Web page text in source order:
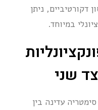
דקורטיביים, ניתן
במיוחד.
שני
עדינה בין